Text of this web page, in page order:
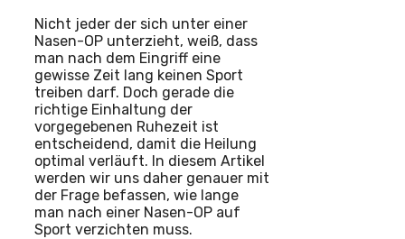
Nicht jeder der sich unter einer
Nasen-OP unterzieht, weiß, dass
man nach dem Eingriff eine
gewisse Zeit lang keinen Sport
treiben darf. Doch gerade die
richtige Einhaltung der
vorgegebenen Ruhezeit ist
entscheidend, damit die Heilung
optimal verläuft. In diesem Artikel
werden wir uns daher genauer mit
der Frage befassen, wie lange
man nach einer Nasen-OP auf
Sport verzichten muss.